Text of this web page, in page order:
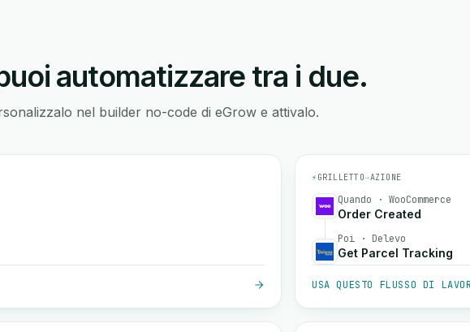
automatizzare tra i due.
nel builder no-code di eGrow e attivalo.
⚡ GRILLETTO→AZIONE
Quando · WooCommerce
Order Created
Poi · Delevo
Get Parcel Tracking
USA QUESTO FLUSSO DI